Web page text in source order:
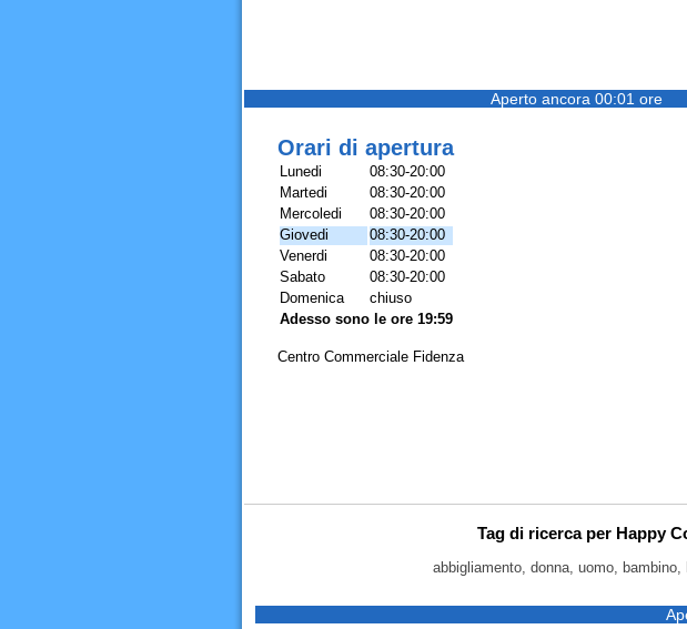
Aperto ancora 00:01 ore
Orari di apertura
Lunedi
08:30-20:00
Martedi
08:30-20:00
Mercoledi
08:30-20:00
Giovedi
08:30-20:00
Venerdi
08:30-20:00
Sabato
08:30-20:00
Domenica
chiuso
Adesso sono le ore 19:59
Centro Commerciale Fidenza
Tag di ricerca per Happy
abbigliamento, donna, uomo, bambino,